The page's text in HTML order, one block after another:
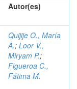
Autor(es)
Quijije O., María
A.; Loor V.,
Miryam P.;
Figueroa C.,
Fátima M.